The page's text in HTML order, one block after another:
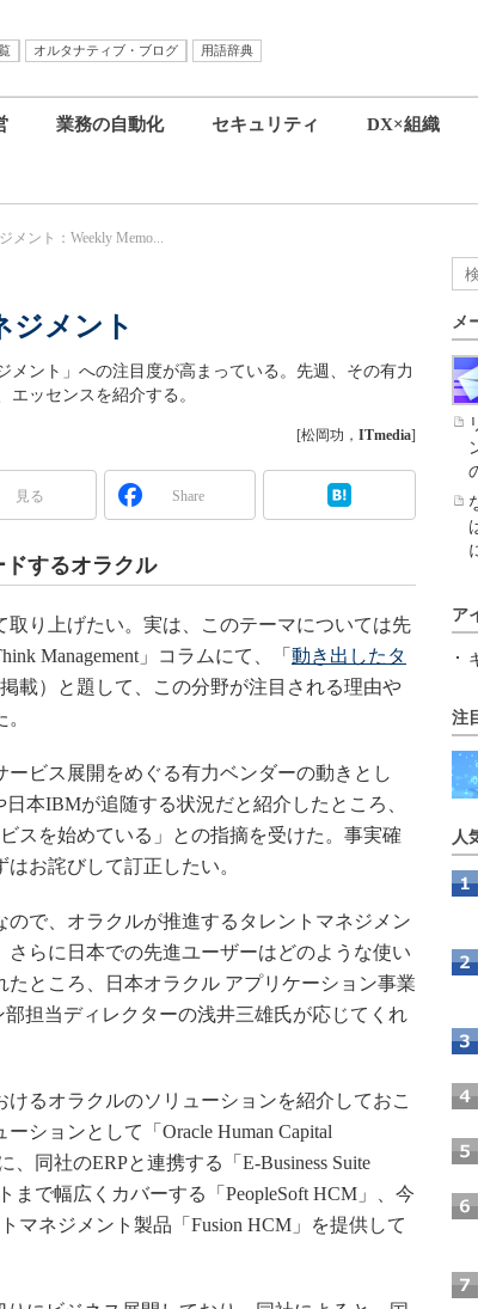
オルタナティブ・ブログ
用語辞典
業務の自動化 セキュリティ DX×組織
メント：Weekly Memo...
ジメント
メント」への注目度が高まっている。先週、その有力
ッセンスを紹介する。
[松岡功， ITmedia]
見る Share
するオラクル
り上げたい。実は、このテーマについては先
Management」コラムにて、「 動き出したタ
掲載）と題して、この分野が注目される理由や
ビス展開をめぐる有力ベンダーの動きとし
本IBMが追随する状況だと紹介したところ、
スを始めている」との指摘を受けた。事実確
お詫びして訂正したい。
で、オラクルが推進するタレントマネジメン
さらに日本での先進ユーザーはどのような使い
ところ、日本オラクル アプリケーション事業
担当ディレクターの浅井三雄氏が応じてくれ
るオラクルのソリューションを紹介しておこ
ションとして「Oracle Human Capital
、同社のERPと連携する「E-Business Suite
で幅広くカバーする「PeopleSoft HCM」、今
マネジメント製品「Fusion HCM」を提供して
メ
ア
注
人